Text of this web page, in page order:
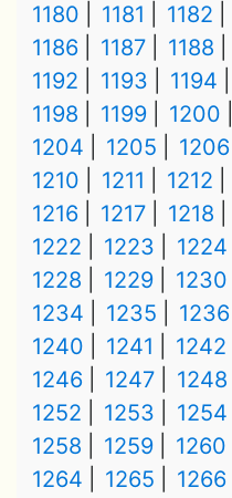
1180
1181 1182
1186
1187 1188
1192
1193 1194
1198
1199 1200
1204
1205 1206
1210
1211 1212
1216
1217 1218
1222
1223 1224
1228
1229 1230
1234
1235 1236
1240
1241 1242
1246
1247 1248
1252
1253 1254
1258
1259 1260
1264
1265 1266